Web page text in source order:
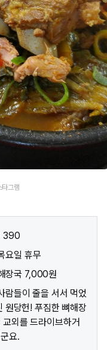
그램
390
요일 휴무
장국 7,000원
람들이 줄을 서서 먹었
원당헌! 푸짐한 뼈해장
외를 드라이브하거
요.